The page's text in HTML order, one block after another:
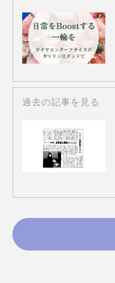
過去の記事を見る